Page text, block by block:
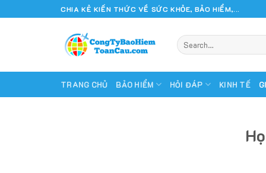
to
CHIA KẺ KIẾN THỨC VỀ SỨC KHỎE, BẢO HIỂM,...
TRANG CHỦ BẢO HIỂM HỎI ĐÁP KINH TẾ